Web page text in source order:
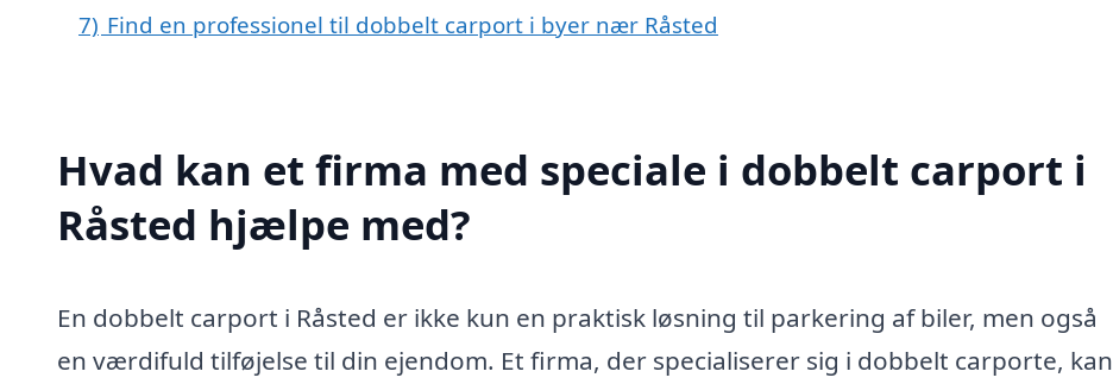
7) Find en professionel til dobbelt carport i byer nær Råsted
Hvad kan et firma med speciale i dobbelt carport i
Råsted hjælpe med?
En dobbelt carport i Råsted er ikke kun en praktisk løsning til parkering af biler, men også
en værdifuld tilføjelse til din ejendom. Et firma, der specialiserer sig i dobbelt carporte, kan